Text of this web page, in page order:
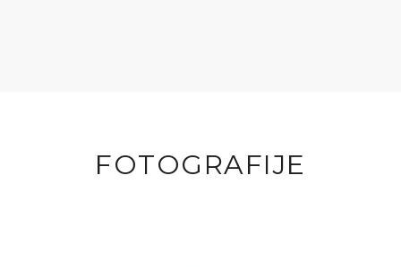
FOTOGRAFIJE